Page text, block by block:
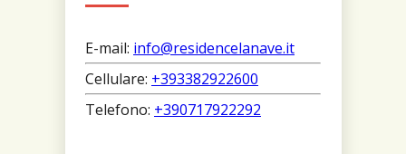
E-mail: info@residencelanave.it
Cellulare: +393382922600
Telefono: +390717922292